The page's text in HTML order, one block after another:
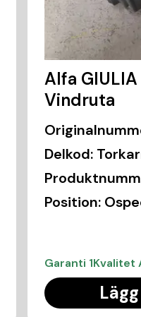
Alfa
Vindruta
Delkod:
Position:
Garanti 1Kvalitet